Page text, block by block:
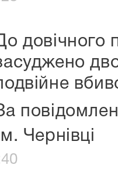
довічного
Чернівці